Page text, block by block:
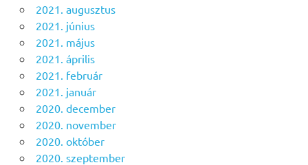
2021. augusztus
2021. június
2021. május
2021. április
2021. február
2021. január
2020. december
2020. november
2020. október
2020. szeptember